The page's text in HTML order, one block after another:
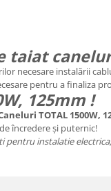
taiat
necesare instalării
pentru a finaliza
125mm !
TOTAL 1500W,
încredere și puternic!
pentru instalatie